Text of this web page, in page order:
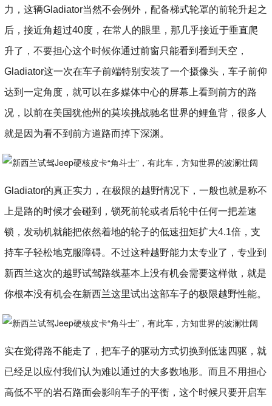
力，这辆Gladiator当然不会例外，配备梯式轮罩的前轮升起之
后，接近角超过40度，在常人的眼里，那几乎接近于垂直爬
升了，不要担心这个时候你通过前窗只能看到看到天空，
Gladiator这一次在车子前端特别安装了一个摄像头，车子前仰
达到一定角度，就可以在多媒体中心的屏幕上看到前方的路
况，以前在美国犹他州的莫埃挑战驰名世界的鲤鱼背，很多人
就是因为看不到前方道路而掉下深渊。
Gladiator的真正实力，在极限的越野情况下，一般也就是称不
上是路的时候才会碰到，锁死前轮或者后轮中任何一把差速
锁，发动机就能把依然着地的轮子的低速扭矩扩大4.1倍，支
持车子轻松地克服障碍。不过这种越野能力太专业了，专业到
新西兰这次的越野试驾路线基本上没有机会需要这样做，就是
你根本没有机会在新西兰这里试出这部车子的极限越野性能。
实在觉得路不能走了，把车子的驱动方式切换到低速四驱，就
已经足以应付我们认为难以通过的大多数地形。而且不用担心
高低不平的岩石路面会影响车子的平衡，这个时候只要开启车